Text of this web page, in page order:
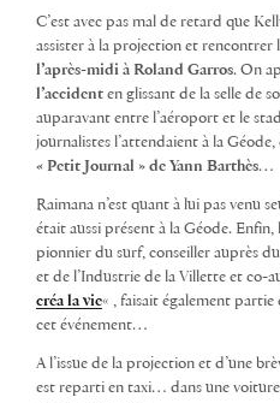
C’est avec pas mal de retard que
assister à la projection et rencontrer
l’après-midi à Roland Garros. On
l’accident en glissant de la selle de
auparavant entre l’aéroport et le
journalistes l’attendaient à la
« Petit Journal » de Yann Barthès…
Raimana n’est quant à lui pas venu
était aussi présent à la Géode. Enfin,
pionnier du surf, conseiller auprès
et de l’Industrie de la Villette et co-
créa la vie« , faisait également
cet événement…
A l’issue de la projection et d’une
est reparti en taxi… dans une